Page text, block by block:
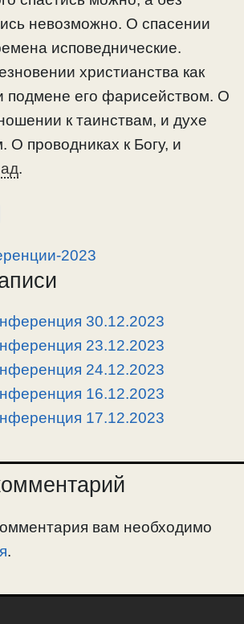
невозможно. О спасении
исповеднические.
христианства как
подмене его фарисейством. О
к таинствам, и духе
О проводниках к Богу, и
ад.
р
в
2023
30.12.2023
23.12.2023
24.12.2023
16.12.2023
17.12.2023
вам необходимо
.